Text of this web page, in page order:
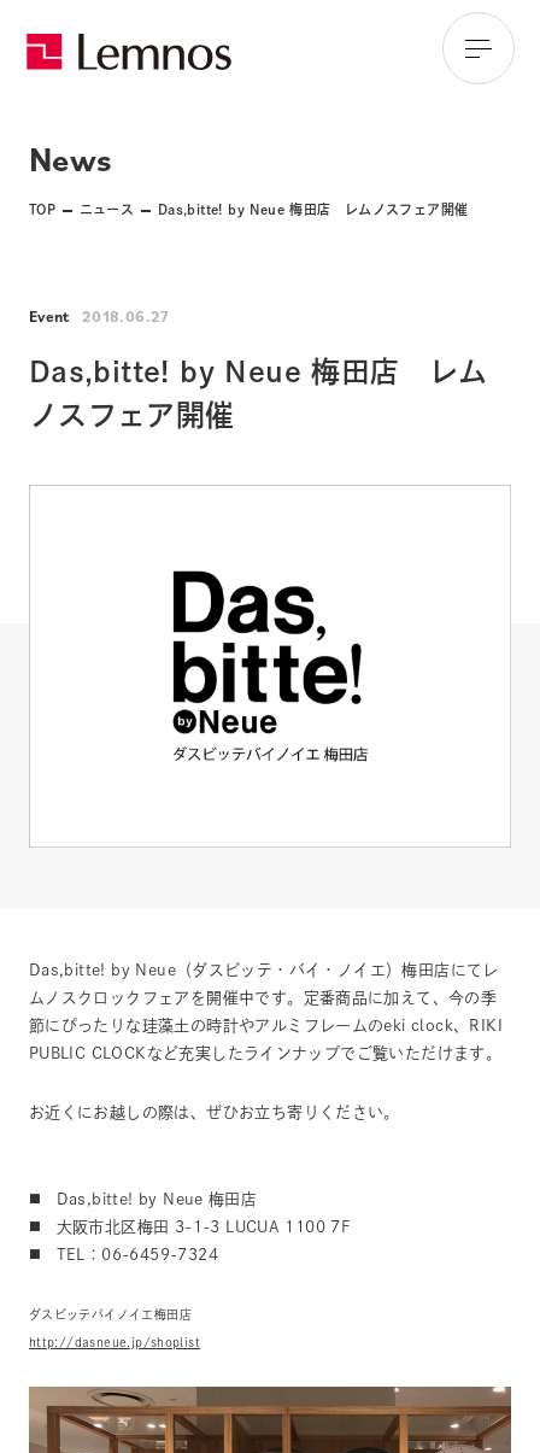
News
TOP ニュース Das,bitte! by Neue 梅田店 レムノスフェア開催
Event 2018.06.27
Das,bitte! by Neue 梅田店 レム
ノスフェア開催
Das,bitte! by Neue（ダスビッテ・バイ・ノイエ）梅田店にてレ
ムノスクロックフェアを開催中です。定番商品に加えて、今の季
節にぴったりな珪藻土の時計やアルミフレームのeki clock、RIKI
PUBLIC CLOCKなど充実したラインナップでご覧いただけます。
お近くにお越しの際は、ぜひお立ち寄りください。
◼️ Das,bitte! by Neue 梅田店
◼️ 大阪市北区梅田 3-1-3 LUCUA 1100 7F
◼️ TEL：06-6459-7324
ダスビッテバイノイエ梅田店
http://dasneue.jp/shoplist